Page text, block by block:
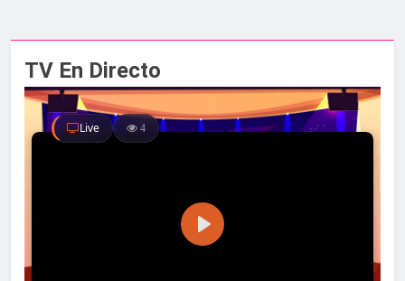
TV En Directo